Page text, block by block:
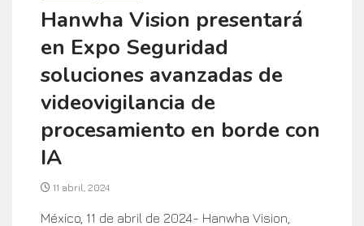
Hanwha Vision presentará
en Expo Seguridad
soluciones avanzadas de
videovigilancia de
procesamiento en borde con
IA
11 abril, 2024
México, 11 de abril de 2024- Hanwha Vision,